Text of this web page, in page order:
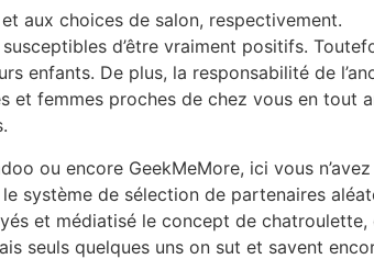
aux choices de salon, respectivement.
d’être vraiment positifs.
enfants. De plus, la responsabilité de
et femmes proches de chez vous en tout
ou encore GeekMeMore, ici vous
système de sélection de partenaires
et médiatisé le concept de chatroulette,
seuls quelques uns on sut et savent